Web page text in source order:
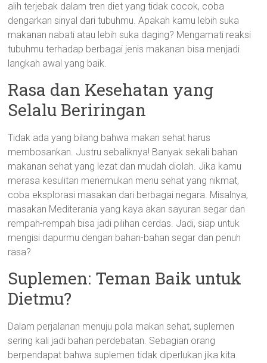
alih terjebak dalam tren diet yang tidak cocok, coba
dengarkan sinyal dari tubuhmu. Apakah kamu lebih suka
makanan nabati atau lebih suka daging? Mengamati reaksi
tubuhmu terhadap berbagai jenis makanan bisa menjadi
langkah awal yang baik.
Rasa dan Kesehatan yang
Selalu Beriringan
Tidak ada yang bilang bahwa makan sehat harus
membosankan. Justru sebaliknya! Banyak sekali bahan
makanan sehat yang lezat dan mudah diolah. Jika kamu
merasa kesulitan menemukan menu sehat yang nikmat,
coba eksplorasi masakan dari berbagai negara. Misalnya,
masakan Mediterania yang kaya akan sayuran segar dan
rempah-rempah bisa jadi pilihan cerdas. Jadi, siap untuk
mengisi dapurmu dengan bahan-bahan segar dan penuh
rasa?
Suplemen: Teman Baik untuk
Dietmu?
Dalam perjalanan menuju pola makan sehat, suplemen
sering kali jadi bahan perdebatan. Sebagian orang
berpendapat bahwa suplemen tidak diperlukan jika kita